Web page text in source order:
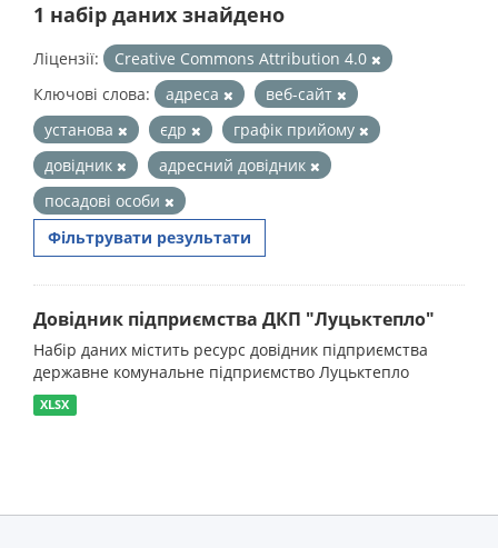
1 набір даних знайдено
Ліцензії:
Creative Commons Attribution 4.0
Ключові слова:
адреса
веб-сайт
установа
єдр
графік прийому
довідник
адресний довідник
посадові особи
Фільтрувати результати
Довідник підприємства ДКП "Луцьктепло"
Набір даних містить ресурс довідник підприємства
державне комунальне підприємство Луцьктепло
XLSX